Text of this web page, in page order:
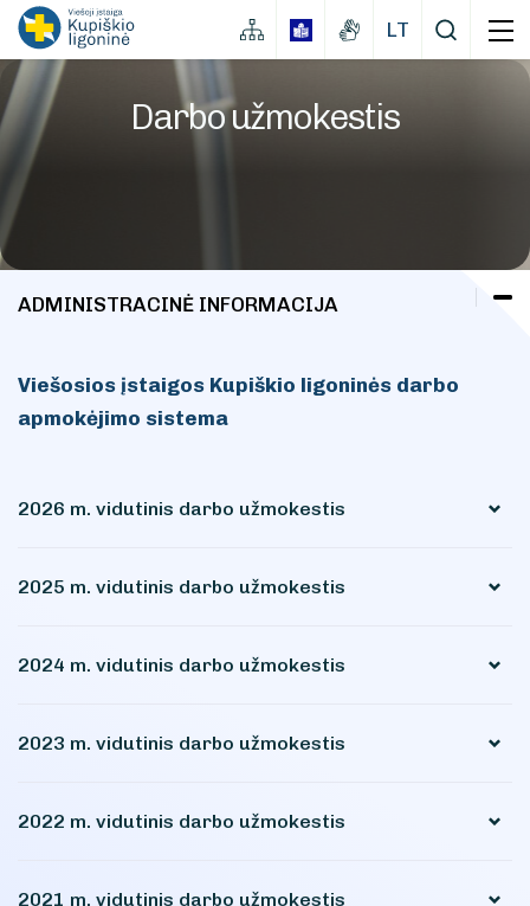
LT
Darbo užmokestis
ADMINISTRACINĖ INFORMACIJA
VšĮ Kupiškio ligoninės Įstatai
Veiklos ataskaitos
Viešieji pirkimai
Projektai
Viešosios įstaigos Kupiškio ligoninės darbo
apmokėjimo sistema
2026 m. vidutinis darbo užmokestis
2025 m. vidutinis darbo užmokestis
2024 m. vidutinis darbo užmokestis
2023 m. vidutinis darbo užmokestis
2022 m. vidutinis darbo užmokestis
2021 m. vidutinis darbo užmokestis